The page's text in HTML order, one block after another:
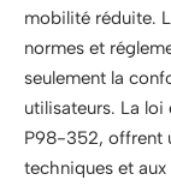
mobilité réduite.
normes et
seulement la
utilisateurs. La loi
P98-352, offrent
techniques et